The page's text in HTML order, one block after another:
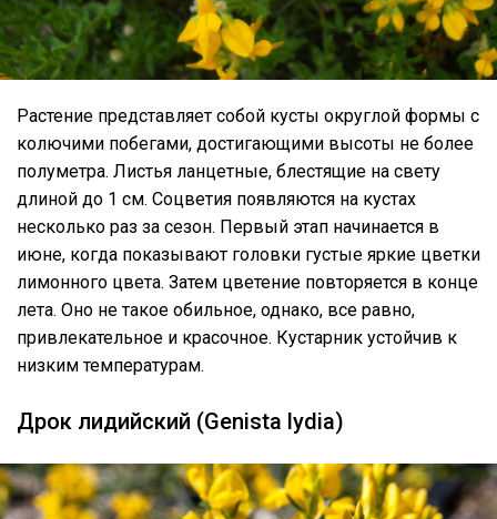
Растение представляет собой кусты округлой формы с
колючими побегами, достигающими высоты не более
полуметра. Листья ланцетные, блестящие на свету
длиной до 1 см. Соцветия появляются на кустах
несколько раз за сезон. Первый этап начинается в
июне, когда показывают головки густые яркие цветки
лимонного цвета. Затем цветение повторяется в конце
лета. Оно не такое обильное, однако, все равно,
привлекательное и красочное. Кустарник устойчив к
низким температурам.
Дрок лидийский (Genista lydia)